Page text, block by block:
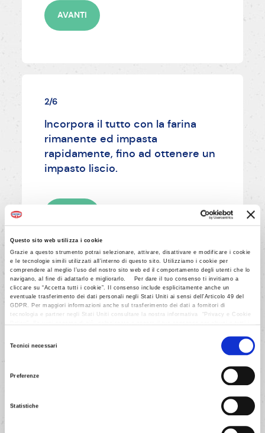
Questo sito web utilizza i cookie
Grazie a questo strumento potrai selezionare, attivare, disattivare e modificare i cookie
e le tecnologie simili utilizzati all’interno di questo sito. Utilizziamo i cookie per
comprendere al meglio l’uso del nostro sito web ed il comportamento degli utenti che lo
navigano, al fine di adattarlo e migliorarlo. Per dare il tuo consenso ti invitiamo a
cliccare su “Accetta tutti i cookie”. Il consenso include esplicitamente anche un
eventuale trasferimento dei dati personali negli Stati Uniti ai sensi dell'Articolo 49 del
GDPR. Per maggiori informazioni anche sul trasferimento dei dati a fornitori di
tecnologia e partner negli Stati Uniti consultare la nostra informativa “Privacy e Cookie
Tecnici necessari
Preferenze
Statistiche
AVANTI
2/6
Incorpora il tutto con la farina
rimanente ed impasta
rapidamente, fino ad ottenere un
impasto liscio.
3/6
quadrato oppure rotondo